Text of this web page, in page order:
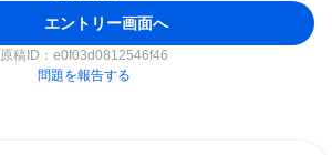
エントリー画面へ
原稿ID： e0f03d0812546f46
問題を報告する